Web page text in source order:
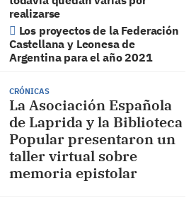
realizarse
Los proyectos de la Federación
Castellana y Leonesa de
Argentina para el año 2021
CRÓNICAS
La Asociación Española
de Laprida y la Biblioteca
Popular presentaron un
taller virtual sobre
memoria epistolar